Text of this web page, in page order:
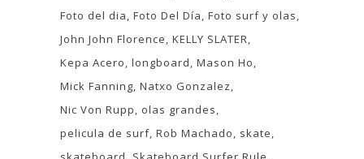
Foto del dia Foto Del Día Foto surf y olas
John John Florence KELLY SLATER
Kepa Acero longboard Mason Ho
Mick Fanning Natxo Gonzalez
Nic Von Rupp
olas grandes
pelicula de surf Rob Machado
skate